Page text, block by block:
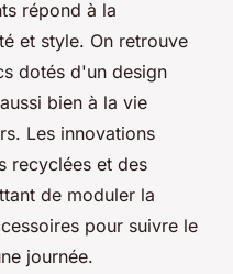
répond à la
et style. On retrouve
dotés d'un design
bien à la vie
Les innovations
recyclées et des
de moduler la
pour suivre le
journée.